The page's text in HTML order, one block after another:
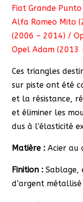
&
Opel
Fiat Grande
Alfa Romeo Mito
(2006 – 2014) /
Opel Adam (2013
Ces triangles
sur piste ont été
et la résistance,
et éliminer les
dus à l’élasticité
Matière : Acier au
Finition : Sablage,
d’argent